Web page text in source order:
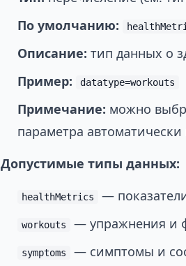
По умолчанию:
Описание: тип данных о
Пример:
datatype=workouts
Примечание: можно
параметра
Допустимые типы данных:
healthMetrics —
workouts — упражнения и
symptoms — симптомы и